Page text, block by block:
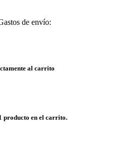
de envío:
al carrito
producto en el carrito.